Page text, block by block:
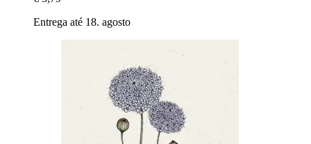
Entrega até 18. agosto